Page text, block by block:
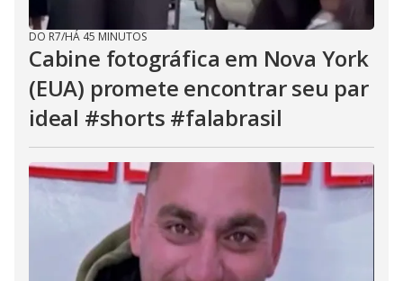
DO R7/HÁ 45 MINUTOS
Cabine fotográfica em Nova York
(EUA) promete encontrar seu par
ideal #shorts #falabrasil